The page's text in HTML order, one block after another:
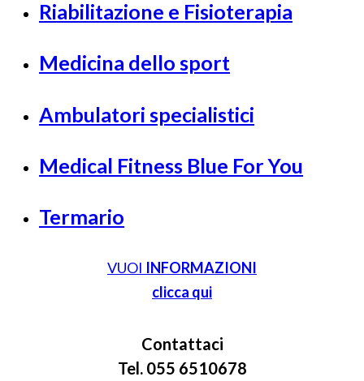
Riabilitazione e Fisioterapia
Medicina dello sport
Ambulatori specialistici
Medical Fitness Blue For You
Termario
VUOI INFORMAZIONI
clicca qui
Contattaci
Tel. 055 6510678